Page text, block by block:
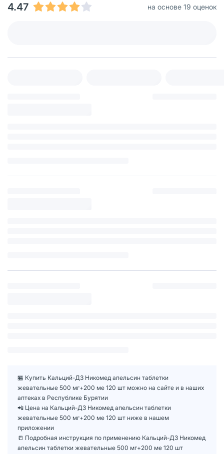
4.47
на основе 19 оценок
🏪 Купить Кальций-Д3 Никомед апельсин таблетки
жевательные 500 мг+200 ме 120 шт можно на сайте и в наших
аптеках в Республике Бурятии
📲 Цена на Кальций-Д3 Никомед апельсин таблетки
жевательные 500 мг+200 ме 120 шт ниже в нашем
приложении
📒 Подробная инструкция по применению Кальций-Д3 Никомед
апельсин таблетки жевательные 500 мг+200 ме 120 шт